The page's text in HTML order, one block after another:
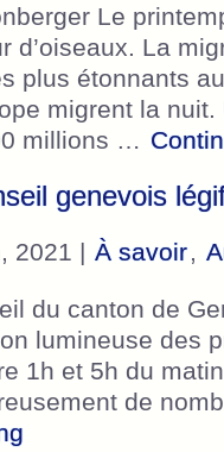
Le
d’oiseaux. La
plus étonnants
migrent la
millions …
genevois
2021 | À savoir,
du canton de
lumineuse des
1h et 5h du
de